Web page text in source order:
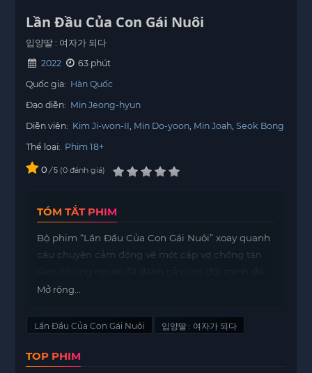
Lần Đầu Của Con Gái Nuôi
입양딸 : 여자가 되다
2022
63 phút
Quốc gia: Hàn Quốc
Đạo diễn: Min Jeong-hyun
Diễn viên: Kim Ji-won-II Min Do-yoon Min Joah Seok Bong
Thể loại: Phim 18+
0 / 5 0 đánh giá
TÓM TẮT PHIM
Bộ phim “Lần Đầu Của Con Gái Nuôi” xoay quanh
câu chuyện cảm động về một cặp vợ chồng tận
hỗ trợ trại trẻ mồ côi. Họ không chỉ cung cấp nơi ở
thiếu thốn tình thương. Trong hành trình của
trại trẻ, mang đến cho cô một mái ấm và một gia
Mở rộng...
Lần Đầu Của Con Gái Nuôi 입양딸 : 여자가 되다
TOP PHIM